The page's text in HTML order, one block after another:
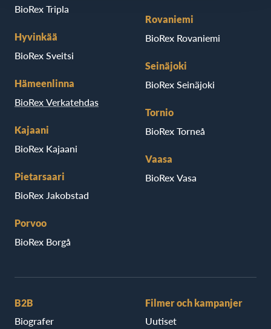
BioRex Tripla
Hyvinkää
BioRex Sveitsi
Hämeenlinna
BioRex Verkatehdas
Kajaani
BioRex Kajaani
Pietarsaari
BioRex Jakobstad
Porvoo
BioRex Borgå
Rovaniemi
BioRex Rovaniemi
Seinäjoki
BioRex Seinäjoki
Tornio
BioRex Torneå
Vaasa
BioRex Vasa
B2B
Biografer
Filmer och kampanjer
Uutiset